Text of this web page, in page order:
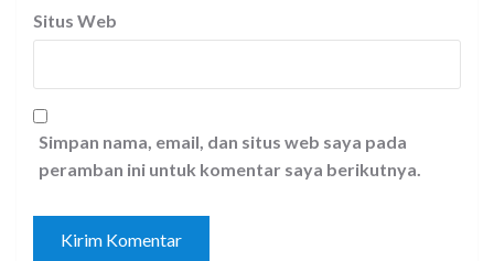
Situs Web
Simpan nama, email, dan situs web saya pada
peramban ini untuk komentar saya berikutnya.